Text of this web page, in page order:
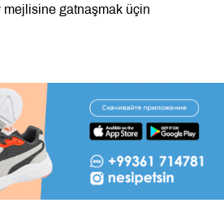
gatnaşmak üçin